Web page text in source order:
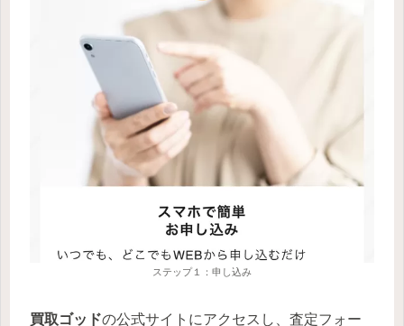
ステップ１：申し込み
買取ゴッドの公式サイトにアクセスし、査定フォー